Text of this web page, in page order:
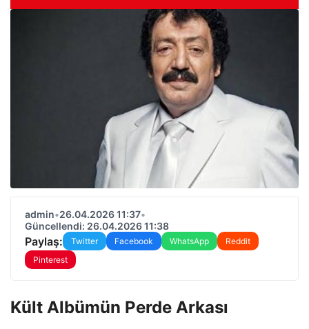
admin•26.04.2026 11:37•
Güncellendi: 26.04.2026 11:38
Paylaş: Twitter Facebook WhatsApp
Reddit
Pinterest
Kült Albümün Perde Arkası